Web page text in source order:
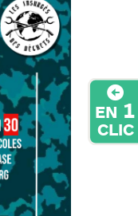
EN 1
CLIC